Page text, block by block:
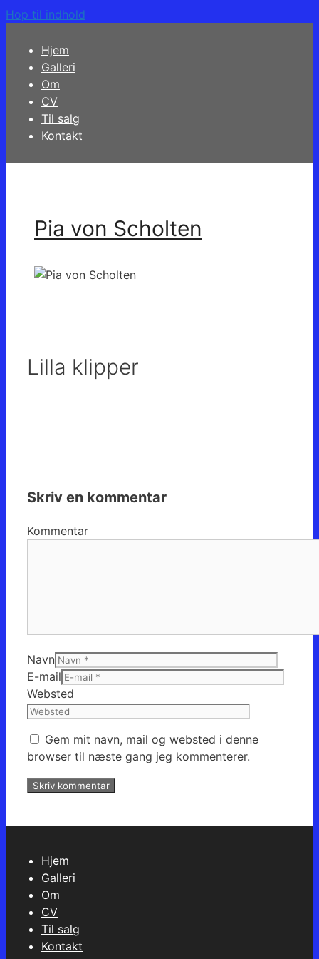
Hop til indhold
Hjem
Galleri
Om
CV
Til salg
Kontakt
Pia von Scholten
Lilla klipper
Skriv en kommentar
Kommentar
Navn
E-mail
Websted
Gem mit navn, mail og websted i denne
browser til næste gang jeg kommenterer.
Hjem
Galleri
Om
CV
Til salg
Kontakt